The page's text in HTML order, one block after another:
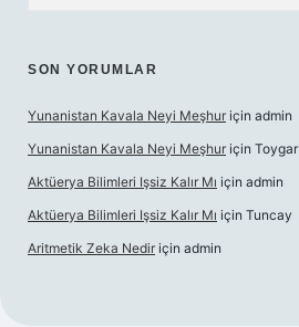
SON YORUMLAR
Yunanistan Kavala Neyi Meşhur için admin
Yunanistan Kavala Neyi Meşhur için Toygar
Aktüerya Bilimleri Işsiz Kalır Mı için admin
Aktüerya Bilimleri Işsiz Kalır Mı için Tuncay
Aritmetik Zeka Nedir için admin